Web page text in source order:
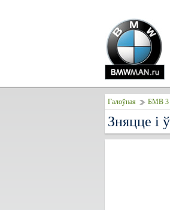
Галоўная БМВ 3
Зняцце і